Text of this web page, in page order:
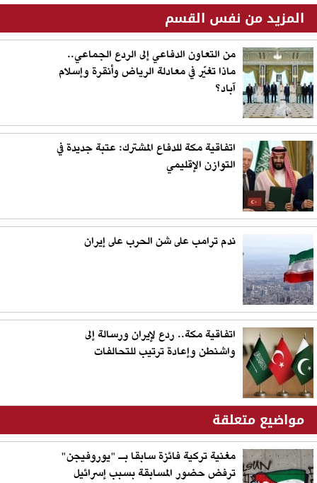
المزيد من نفس القسم
من التعاون الدفاعي إلى الردع الجماعي..
ماذا تغيّر في معادلة الرياض وأنقرة وإسلام
آباد؟
اتفاقية مكة للدفاع المشترك: عتبة جديدة في
التوازن الإقليمي
ندم ترامب على شن الحرب على إيران
اتفاقية مكة.. ردع لإيران ورسالة إلى
واشنطن وإعادة ترتيب للتحالفات
مواضيع متعلقة
مغنية تركية فائزة سابقا بـ "يوروفيجن"
ترفض حضور المسابقة بسبب إسرائيل